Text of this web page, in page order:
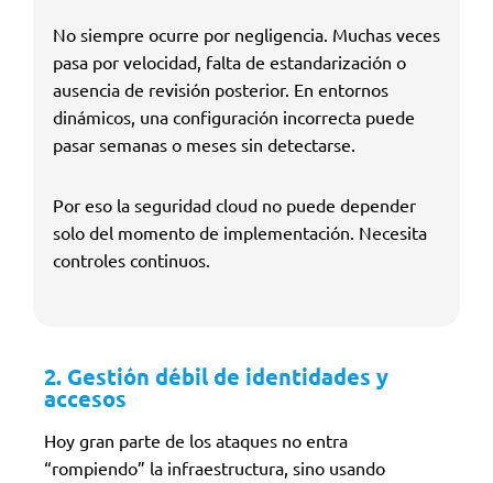
No siempre ocurre por negligencia. Muchas veces
pasa por velocidad, falta de estandarización o
ausencia de revisión posterior. En entornos
dinámicos, una configuración incorrecta puede
pasar semanas o meses sin detectarse.
Por eso la seguridad cloud no puede depender
solo del momento de implementación. Necesita
controles continuos.
2. Gestión débil de identidades y
accesos
Hoy gran parte de los ataques no entra
“rompiendo” la infraestructura, sino usando